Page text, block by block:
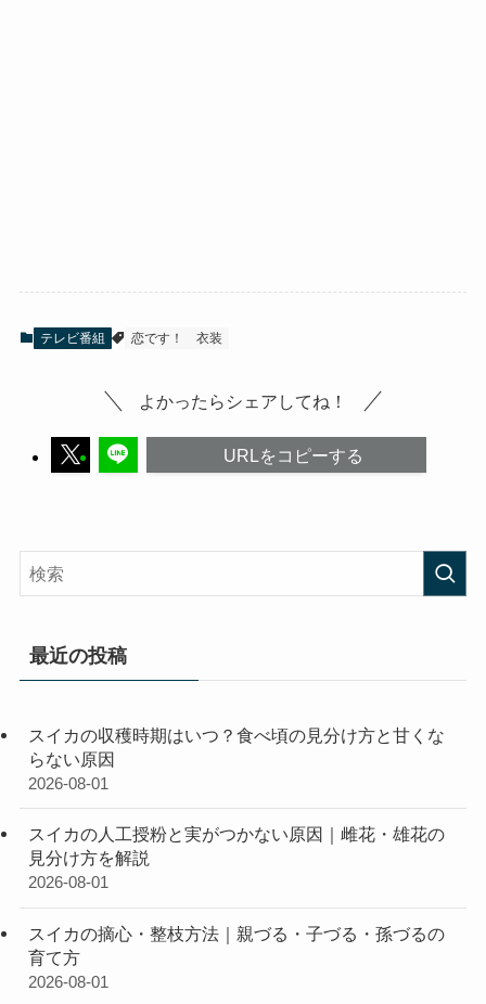
テレビ番組 恋です！ 衣装
よかったらシェアしてね！
URLをコピーする
最近の投稿
スイカの収穫時期はいつ？食べ頃の見分け方と甘くな
らない原因
2026-08-01
スイカの人工授粉と実がつかない原因｜雌花・雄花の
見分け方を解説
2026-08-01
スイカの摘心・整枝方法｜親づる・子づる・孫づるの
育て方
2026-08-01